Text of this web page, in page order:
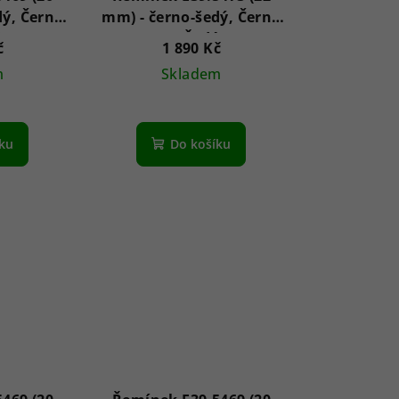
Černá
mm) - černo-šedý, Černá
|| Šedá
1 890 Kč
Skladem
Do košíku